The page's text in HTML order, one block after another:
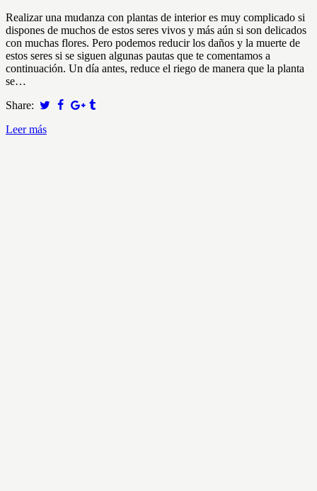
Realizar una mudanza con plantas de interior es muy complicado si
dispones de muchos de estos seres vivos y más aún si son delicados
con muchas flores. Pero podemos reducir los daños y la muerte de
estos seres si se siguen algunas pautas que te comentamos a
continuación. Un día antes, reduce el riego de manera que la planta
se…
Share:
Leer más